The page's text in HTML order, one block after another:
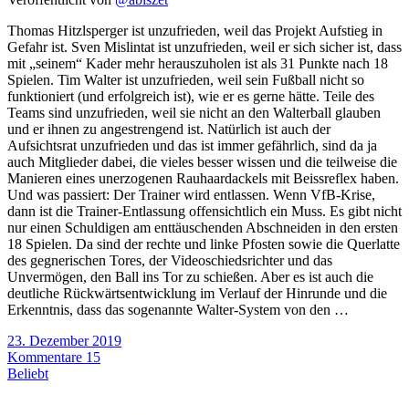
Thomas Hitzlsperger ist unzufrieden, weil das Projekt Aufstieg in
Gefahr ist. Sven Mislintat ist unzufrieden, weil er sich sicher ist, dass
mit „seinem“ Kader mehr herauszuholen ist als 31 Punkte nach 18
Spielen. Tim Walter ist unzufrieden, weil sein Fußball nicht so
funktioniert (und erfolgreich ist), wie er es gerne hätte. Teile des
Teams sind unzufrieden, weil sie nicht an den Walterball glauben
und er ihnen zu angestrengend ist. Natürlich ist auch der
Aufsichtsrat unzufrieden und das ist immer gefährlich, sind da ja
auch Mitglieder dabei, die vieles besser wissen und die teilweise die
Manieren eines unerzogenen Rauhaardackels mit Beissreflex haben.
Und was passiert: Der Trainer wird entlassen. Wenn VfB-Krise,
dann ist die Trainer-Entlassung offensichtlich ein Muss. Es gibt nicht
nur einen Schuldigen am enttäuschenden Abschneiden in den ersten
18 Spielen. Da sind der rechte und linke Pfosten sowie die Querlatte
des gegnerischen Tores, der Videoschiedsrichter und das
Unvermögen, den Ball ins Tor zu schießen. Aber es ist auch die
deutliche Rückwärtsentwicklung im Verlauf der Hinrunde und die
Erkenntnis, dass das sogenannte Walter-System von den …
23. Dezember 2019
Kommentare 15
Beliebt